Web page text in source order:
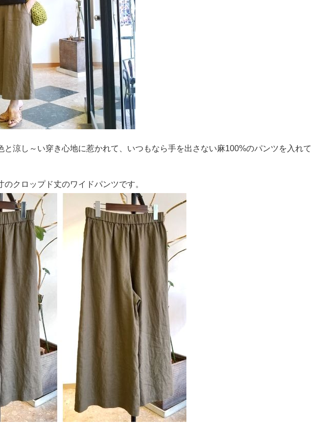
と涼し～い穿き心地に惹かれて、いつもなら手を出さない麻100%のパンツを入れて
のクロップド丈のワイドパンツです。